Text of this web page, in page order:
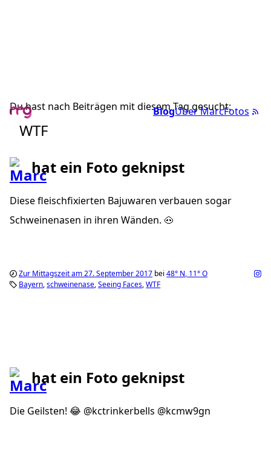
BlogÜber MarcFotos
Du hast nach Beiträgen mit diesem Tag gesucht:
WTF
hat ein Foto geknipst
Diese fleischfixierten Bajuwaren verbauen sogar
Schweinenasen in ihren Wänden. 🐽
Zur Mittagszeit am 27. September 2017 bei 48° N, 11°O
Bayern schweinenase Seeing Faces WTF
hat ein Foto geknipst
Die Geilsten! 😂 @kctrinkerbells @kcmw9gn